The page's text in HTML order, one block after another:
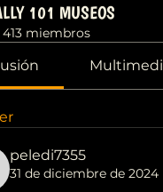
101 MUSEOS
413 miembros
peledi7355
31 de diciembre de 2024